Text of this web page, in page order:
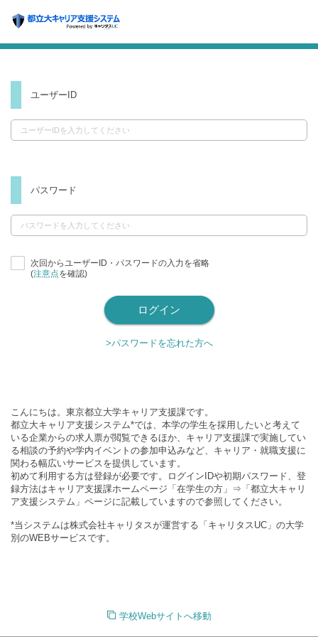
ユーザーID
パスワード
次回からユーザーID・パスワードの入力を省略
(注意点を確認)
>パスワードを忘れた方へ
こんにちは。東京都立大学キャリア支援課です。
都立大キャリア支援システム*では、本学の学生を採用したいと考えて
いる企業からの求人票が閲覧できるほか、キャリア支援課で実施してい
る相談の予約や学内イベントの参加申込みなど、キャリア・就職支援に
関わる幅広いサービスを提供しています。
初めて利用する方は登録が必要です。ログインIDや初期パスワード、登
録方法はキャリア支援課ホームページ「在学生の方」⇒「都立大キャリ
ア支援システム」ページに記載していますので参照してください。
*当システムは株式会社キャリタスが運営する「キャリタスUC」の大学
別のWEBサービスです。
学校Webサイトへ移動